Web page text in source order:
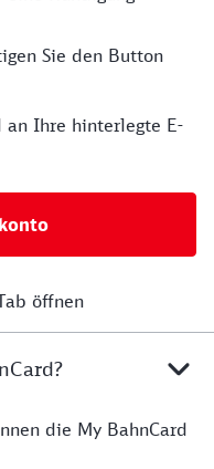
Sie den Button
an Ihre hinterlegte E-
öffnen
die My BahnCard